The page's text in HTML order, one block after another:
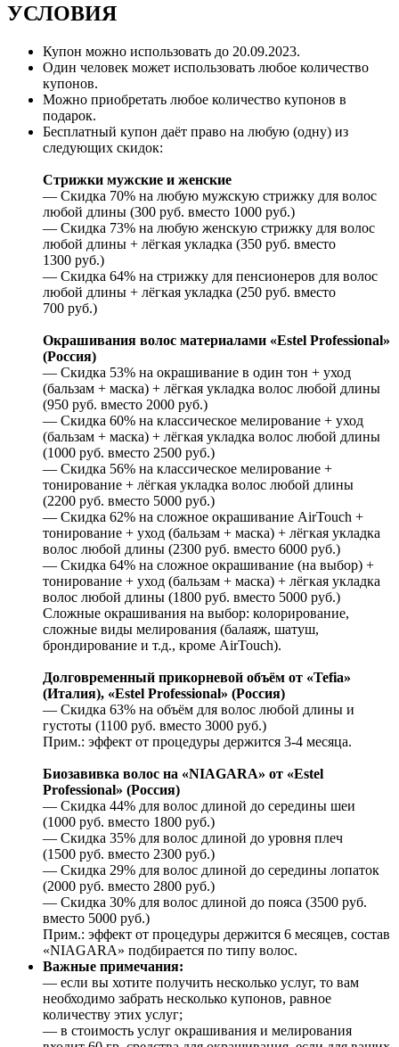
УСЛОВИЯ
Купон можно использовать до 20.09.2023.
Один человек может использовать любое количество
купонов.
Можно приобретать любое количество купонов в
подарок.
Бесплатный купон даёт право на любую (одну) из
следующих скидок:
Стрижки мужские и женские
— Скидка 70% на любую мужскую стрижку для волос
любой длины (300 руб. вместо 1000 руб.)
— Скидка 73% на любую женскую стрижку для волос
любой длины + лёгкая укладка (350 руб. вместо
1300 руб.)
— Скидка 64% на стрижку для пенсионеров для волос
любой длины + лёгкая укладка (250 руб. вместо
700 руб.)
Окрашивания волос материалами «Estel Professional»
(Россия)
— Скидка 53% на окрашивание в один тон + уход
(бальзам + маска) + лёгкая укладка волос любой длины
(950 руб. вместо 2000 руб.)
— Скидка 60% на классическое мелирование + уход
(бальзам + маска) + лёгкая укладка волос любой длины
(1000 руб. вместо 2500 руб.)
— Скидка 56% на классическое мелирование +
тонирование + лёгкая укладка волос любой длины
(2200 руб. вместо 5000 руб.)
— Скидка 62% на сложное окрашивание AirTouch +
тонирование + уход (бальзам + маска) + лёгкая укладка
волос любой длины (2300 руб. вместо 6000 руб.)
— Скидка 64% на сложное окрашивание (на выбор) +
тонирование + уход (бальзам + маска) + лёгкая укладка
волос любой длины (1800 руб. вместо 5000 руб.)
Сложные окрашивания на выбор: колорирование,
сложные виды мелирования (балаяж, шатуш,
брондирование и т.д., кроме AirTouch).
Долговременный прикорневой объём от «Tefia»
(Италия), «Estel Professional» (Россия)
— Скидка 63% на объём для волос любой длины и
густоты (1100 руб. вместо 3000 руб.)
Прим.: эффект от процедуры держится 3-4 месяца.
Биозавивка волос на «NIAGARA» от «Estel
Professional» (Россия)
— Скидка 44% для волос длиной до середины шеи
(1000 руб. вместо 1800 руб.)
— Скидка 35% для волос длиной до уровня плеч
(1500 руб. вместо 2300 руб.)
— Скидка 29% для волос длиной до середины лопаток
(2000 руб. вместо 2800 руб.)
— Скидка 30% для волос длиной до пояса (3500 руб.
вместо 5000 руб.)
Прим.: эффект от процедуры держится 6 месяцев, состав
«NIAGARA» подбирается по типу волос.
Важные примечания:
— если вы хотите получить несколько услуг, то вам
необходимо забрать несколько купонов, равное
количеству этих услуг;
— в стоимость услуг окрашивания и мелирования